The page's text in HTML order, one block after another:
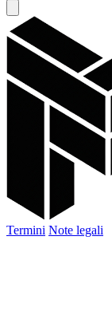
Termini Note legali